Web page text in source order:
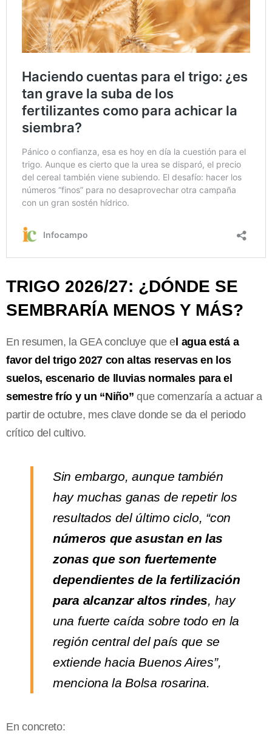
TRIGO 2026/27: ¿DÓNDE SE
SEMBRARÍA MENOS Y MÁS?
En resumen, la GEA concluye que e l agua está a
favor del trigo 2027 con altas reservas en los
suelos, escenario de lluvias normales para el
semestre frío y un “Niño” que comenzaría a actuar a
partir de octubre, mes clave donde se da el periodo
crítico del cultivo.
Sin embargo, aunque también
hay muchas ganas de repetir los
resultados del último ciclo, “con
números que asustan en las
zonas que son fuertemente
dependientes de la fertilización
para alcanzar altos rindes, hay
una fuerte caída sobre todo en la
región central del país que se
extiende hacia Buenos Aires”,
menciona la Bolsa rosarina.
En concreto: